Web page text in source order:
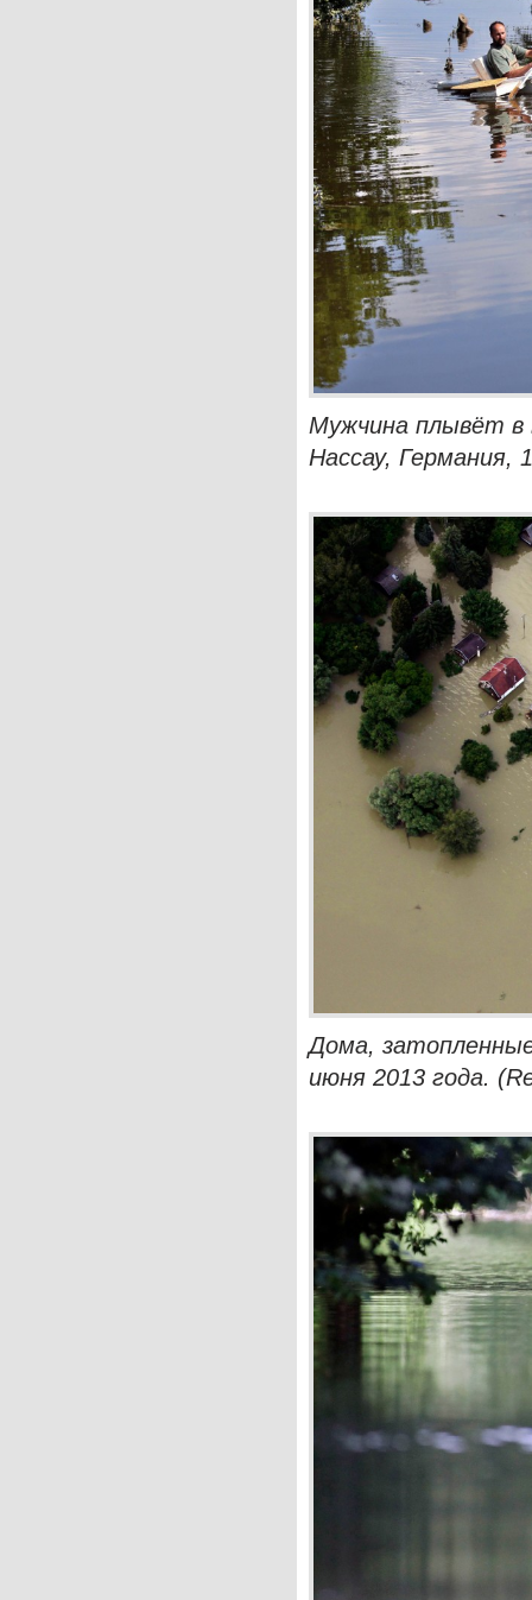
Мужчина плывёт в
Нассау, Германия,
Дома,
июня 2013 года.